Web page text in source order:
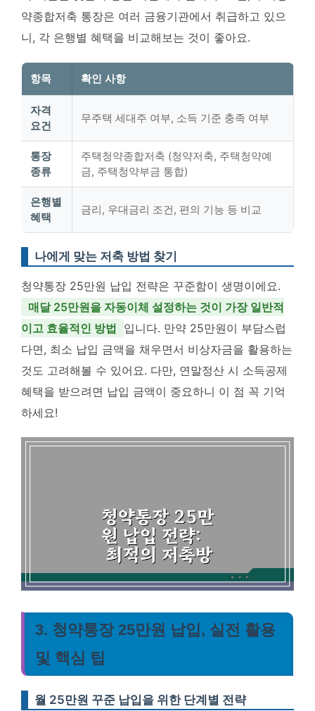
약종합저축 통장은 여러 금융기관에서 취급하고 있으
니, 각 은행별 혜택을 비교해보는 것이 좋아요.
항목 확인 사항
자격
요건
무주택 세대주 여부, 소득 기준 충족 여부
통장
종류
주택청약종합저축 (청약저축, 주택청약예
금, 주택청약부금 통합)
은행별
혜택
금리, 우대금리 조건, 편의 기능 등 비교
나에게 맞는 저축 방법 찾기
청약통장 25만원 납입 전략은 꾸준함이 생명이에요.
매달 25만원을 자동이체 설정하는 것이 가장 일반적
이고 효율적인 방법 입니다. 만약 25만원이 부담스럽
다면, 최소 납입 금액을 채우면서 비상자금을 활용하는
것도 고려해볼 수 있어요. 다만, 연말정산 시 소득공제
혜택을 받으려면 납입 금액이 중요하니 이 점 꼭 기억
하세요!
3. 청약통장 25만원 납입, 실전 활용
및 핵심 팁
월 25만원 꾸준 납입을 위한 단계별 전략